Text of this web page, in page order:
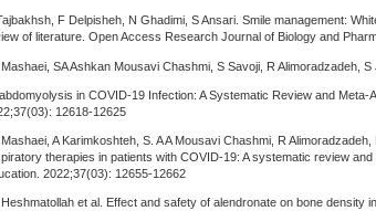
F Delpisheh, N Ghadimi, S Ansari. Smile management:
of literature. Open Access Research Journal of Biology and
SA Ashkan Mousavi Chashmi, S Savoji, R Alimoradzadeh, S
in COVID-19 Infection: A Systematic Review and Meta-
12618-12625
A Karimkoshteh, S. A A Mousavi Chashmi, R
therapies in patients with COVID-19: A systematic review
2022;37(03): 12655-12662
et al. Effect and safety of alendronate on bone density